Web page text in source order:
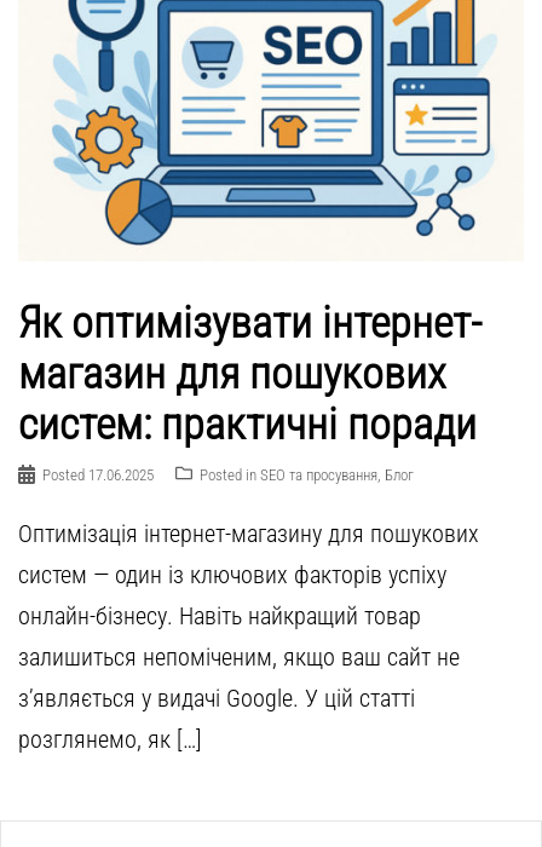
Як оптимізувати інтернет-
магазин для пошукових
систем: практичні поради
Posted 17.06.2025 Posted in SEO та просування Блог
Оптимізація інтернет-магазину для пошукових
систем — один із ключових факторів успіху
онлайн-бізнесу. Навіть найкращий товар
залишиться непоміченим, якщо ваш сайт не
з’являється у видачі Google. У цій статті
розглянемо, як […]